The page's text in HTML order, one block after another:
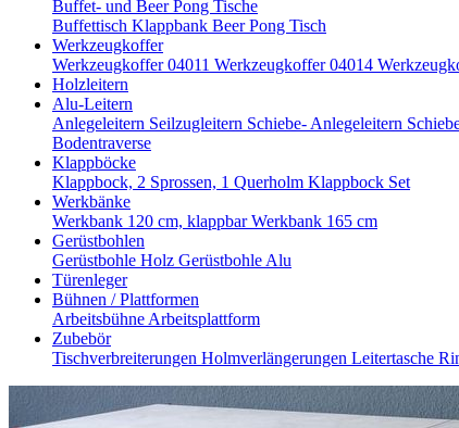
Buffet- und Beer Pong Tische
Buffettisch Klappbank Beer Pong Tisch
Werkzeugkoffer
Werkzeugkoffer 04011 Werkzeugkoffer 04014
Holzleitern
Alu-Leitern
Anlegeleitern Seilzugleitern Schiebe- Anlegeleitern
Bodentraverse
Klappböcke
Klappbock, 2 Sprossen, 1 Querholm Klappbock Set
Werkbänke
Werkbank 120 cm, klappbarWerkbank 165 cm
Gerüstbohlen
Gerüstbohle Holz Gerüstbohle Alu
Türenleger
Bühnen / Plattformen
Arbeitsbühne Arbeitsplattform
Zubebör
Tischverbreiterungen Holmverlängerungen Leitertasche